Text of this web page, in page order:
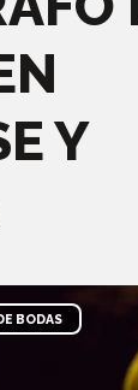
Y
BODAS